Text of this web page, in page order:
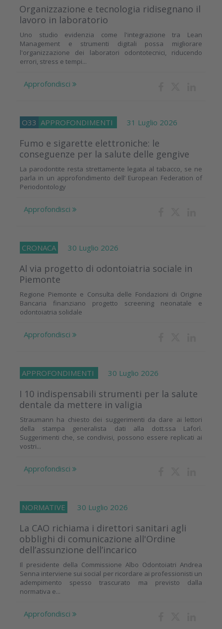
Organizzazione e tecnologia ridisegnano il
lavoro in laboratorio
Uno studio evidenzia come l'integrazione tra Lean
Management e strumenti digitali possa migliorare
l'organizzazione dei laboratori odontotecnici, riducendo
errori, stress e tempi...
Approfondisci
O33 APPROFONDIMENTI 31 Luglio 2026
Fumo e sigarette elettroniche: le
conseguenze per la salute delle gengive
La parodontite resta strettamente legata al tabacco, se ne
parla in un approfondimento dell’ European Federation of
Periodontology
Approfondisci
CRONACA 30 Luglio 2026
Al via progetto di odontoiatria sociale in
Piemonte
Regione Piemonte e Consulta delle Fondazioni di Origine
Bancaria finanziano progetto screening neonatale e
odontoiatria solidale
Approfondisci
APPROFONDIMENTI 30 Luglio 2026
I 10 indispensabili strumenti per la salute
dentale da mettere in valigia
Straumann ha chiesto dei suggerimenti da dare ai lettori
della stampa generalista dati alla dott.ssa Laforì.
Suggerimenti che, se condivisi, possono essere replicati ai
vostri...
Approfondisci
NORMATIVE 30 Luglio 2026
La CAO richiama i direttori sanitari agli
obblighi di comunicazione all'Ordine
dell’assunzione dell’incarico
Il presidente della Commissione Albo Odontoiatri Andrea
Senna interviene sui social per ricordare ai professionisti un
adempimento spesso trascurato ma previsto dalla
normativa e...
Approfondisci